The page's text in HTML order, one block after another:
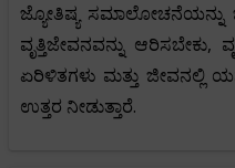
ಜ್ಯೋತಿಷ್ಯ ಸಮಾಲೋಚನೆಯನ್ನು
ವೃತ್ತಿಜೇವನವನ್ನು ಆರಿಸಬೇಕು,
ಏರಿಳಿತಗಳು ಮತ್ತು ಜೀವನಲ್ಲಿ
ಉತ್ತರ ನೀಡುತ್ತಾರೆ.